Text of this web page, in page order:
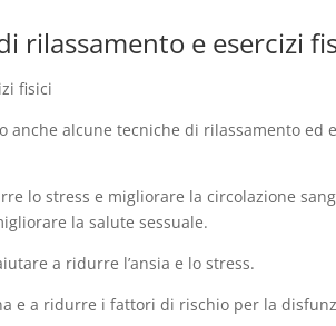
rilassamento e esercizi
fisici
alcune tecniche di rilassamento ed
lo stress e migliorare la circolazione
la salute sessuale.
a ridurre l’ansia e lo stress.
e a ridurre i fattori di rischio per la